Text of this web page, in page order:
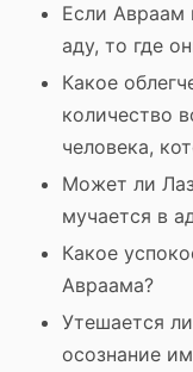
Если Авраам
аду, то где
Какое
количество
человека,
Может ли
мучается в
Какое
Авраама?
Утешается
осознание